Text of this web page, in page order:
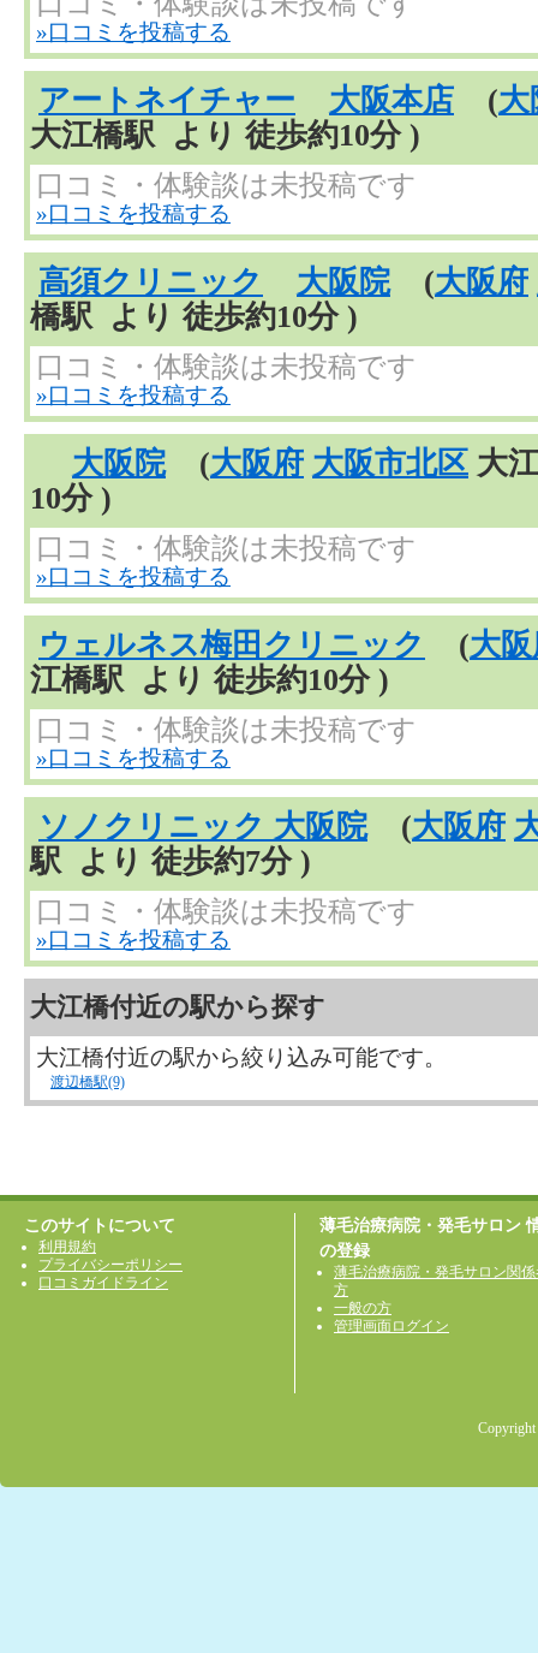
»口コミを投稿する
アートネイチャー 大阪本店 (大
大江橋駅 より 徒歩約10分 )
口コミ・体験談は未投稿です
»口コミを投稿する
高須クリニック 大阪院(大阪府
橋駅 より 徒歩約10分 )
口コミ・体験談は未投稿です
»口コミを投稿する
大阪院(大阪府 大阪市北区 大
10分 )
口コミ・体験談は未投稿です
»口コミを投稿する
ウェルネス梅田クリニック (大
江橋駅 より 徒歩約10分 )
口コミ・体験談は未投稿です
»口コミを投稿する
ソノクリニック 大阪院(大阪府
駅 より 徒歩約7分 )
口コミ・体験談は未投稿です
»口コミを投稿する
大江橋付近の駅から探す
大江橋付近の駅から絞り込み可能です。
渡辺橋駅(9)
このサイトについて
利用規約
プライバシーポリシー
口コミガイドライン
薄毛治療病院・発毛サロン
の登録
薄毛治療病院・発毛サロン関
方
一般の方
管理画面ログイン
Copyright